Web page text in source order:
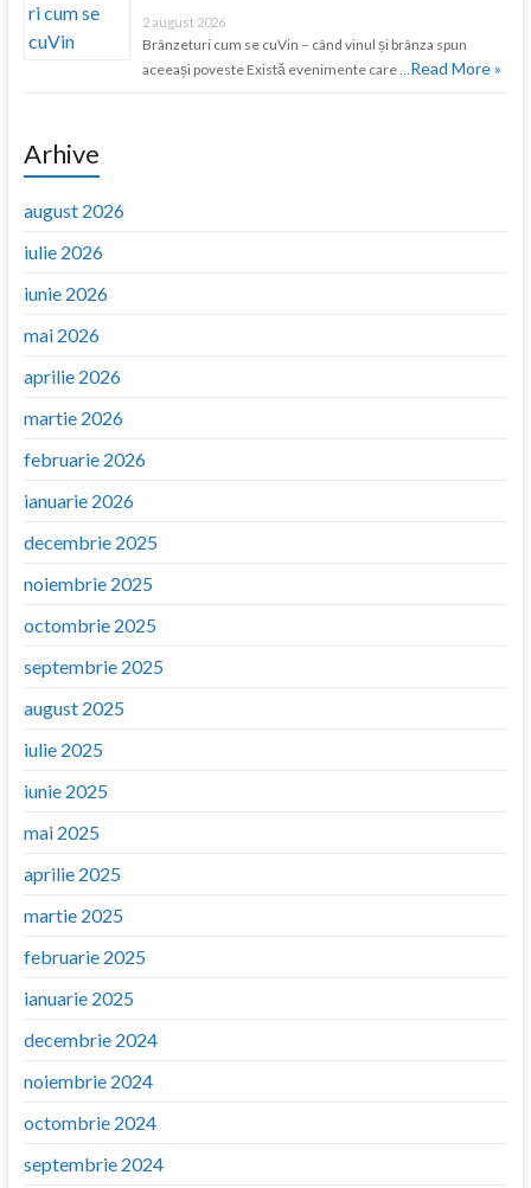
2 august 2026
Brânzeturi cum se cuVin – când vinul și brânza spun
aceeași poveste Există evenimente care … Read More »
Arhive
august 2026
iulie 2026
iunie 2026
mai 2026
aprilie 2026
martie 2026
februarie 2026
ianuarie 2026
decembrie 2025
noiembrie 2025
octombrie 2025
septembrie 2025
august 2025
iulie 2025
iunie 2025
mai 2025
aprilie 2025
martie 2025
februarie 2025
ianuarie 2025
decembrie 2024
noiembrie 2024
octombrie 2024
septembrie 2024